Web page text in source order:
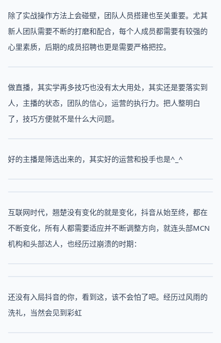
除了实战操作方法上会碰壁，团队人员搭建也至关重要。尤其
新人团队需要不断的打磨和配合，每个人成员都需要有较强的
心里素质，后期的成员招聘也更是需要严格把控。
做直播，其实学再多技巧也没有太大用处，其实还是要落实到
人，主播的状态，团队的信心，运营的执行力。把人整明白
了，技巧方便就不是什么大问题。
好的主播是筛选出来的，其实好的运营和投手也是^_^
互联网时代，翘楚没有变化的就是变化，抖音从始至终，都在
不断变化，所有人都需要适应并不断调整方向，就连头部MCN
机构和头部达人，也经历过崩溃的时期：
还没有入局抖音的你，看到这，该不会怕了吧。经历过风雨的
洗礼，当然会见到彩虹